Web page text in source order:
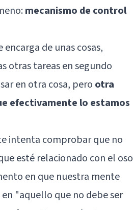
mecanismo de control
de unas cosas,
otras tareas en segundo
en otra cosa, pero otra
efectivamente lo estamos
intenta comprobar que no
esté relacionado con el oso
en que nuestra mente
"aquello que no debe ser